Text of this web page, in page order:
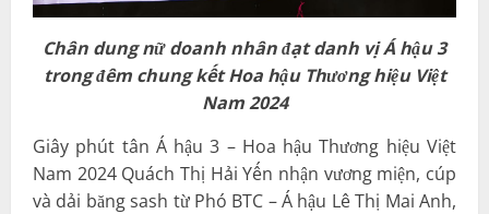
Chân dung nữ doanh nhân đạt danh vị Á hậu 3
trong đêm chung kết Hoa hậu Thương hiệu Việt
Nam 2024
Giây phút tân Á hậu 3 – Hoa hậu Thương hiệu Việt
Nam 2024 Quách Thị Hải Yến nhận vương miện, cúp
và dải băng sash từ Phó BTC – Á hậu Lê Thị Mai Anh,